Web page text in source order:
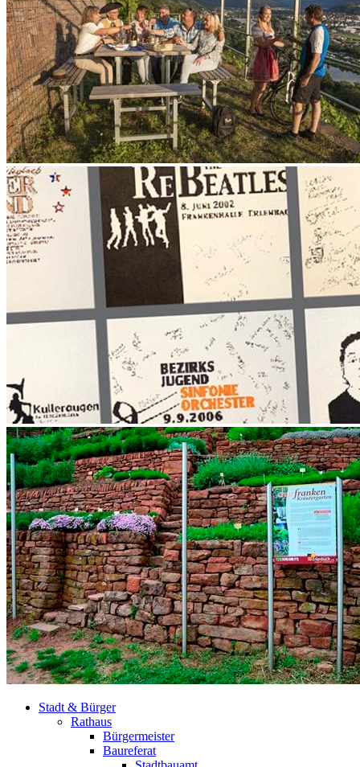
Stadt & Bürger
Rathaus
Bürgermeister
Baureferat